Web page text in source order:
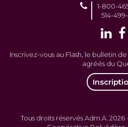
1-800-
514-
Inscrivez-vous au Flash, le bulletin
agréés du
Tous droits réservés Adm.A. 2026 -